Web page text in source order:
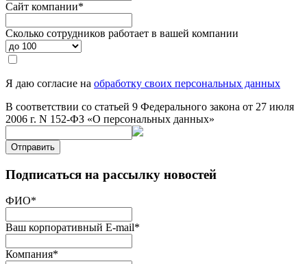
Сайт компании*
Сколько сотрудников работает в вашей компании
Я даю согласие на обработку своих персональных данных
В соответствии со статьей 9 Федерального закона от 27 июля
2006 г. N 152-ФЗ «О персональных данных»
Отправить
Подписаться на рассылку новостей
ФИО*
Ваш корпоративный E-mail*
Компания*